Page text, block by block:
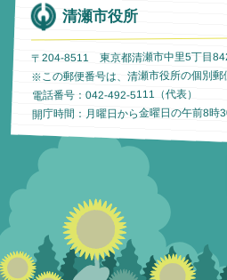
清瀬市役所
〒204-8511 東京都清瀬市中里5丁目
※この郵便番号は、清瀬市役所の個別郵
電話番号：042-492-5111（代表）
開庁時間：月曜日から金曜日の午前8時